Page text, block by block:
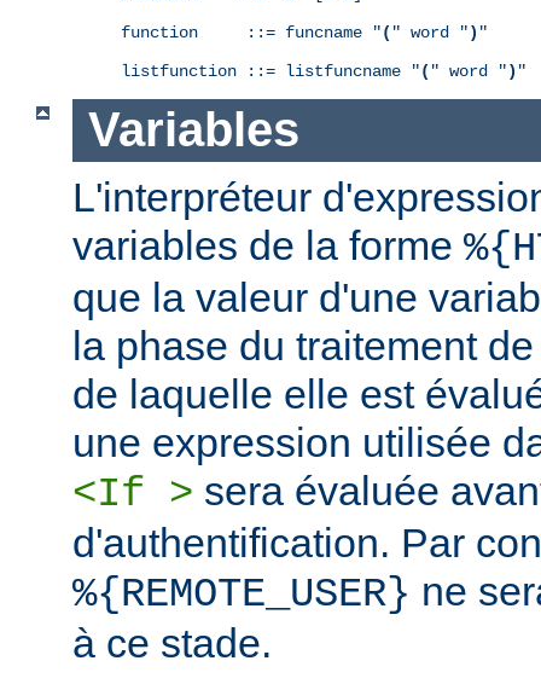
function     ::= funcname "( " word ") "
listfunction ::= listfuncname "( " word ") "
Variables
L'interpréteur
variables de la forme
que la valeur d'une
la phase du traitement
de laquelle elle est
une expression utilisée
<If > sera évaluée
d'authentification. Par
%{REMOTE_USER} ne
à ce stade.